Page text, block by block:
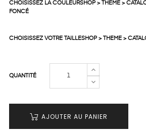
CHOISISSEZ LA COULEURSHOP > THEME >
FONCÉ
CHOISISSEZ VOTRE TAILLESHOP > THEME >
QUANTITÉ
AJOUTER AU PANIER